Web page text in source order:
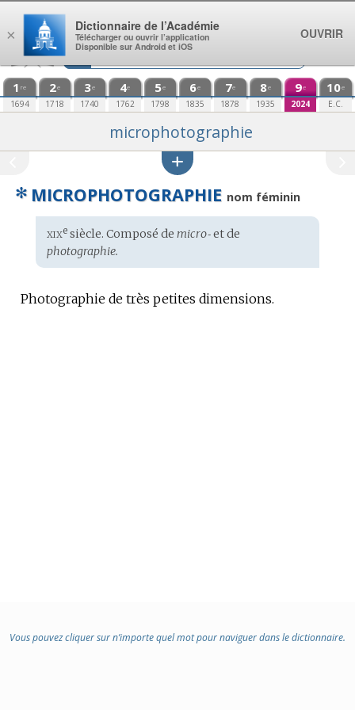
Aller au contenu
1 re
1694
2e
1718
3e
1740
4e
1762
5e
1798
6e
1835
7e
1878
8e
1935
9e
2024
10e
E.C.
microphotographie
✻ MICROPHOTOGRAPHIE nom féminin
Étymologie
:
xixesiècle. Composé de micro‑et de
photographie.
Photographie de très petites dimensions.
Vous pouvez cliquer sur n’importe quel mot pour naviguer dans le dictionnaire.
×
Dictionnaire de l’Académie
Télécharger ou ouvrir l’application
Disponible sur Android et iOS
OUVRIR